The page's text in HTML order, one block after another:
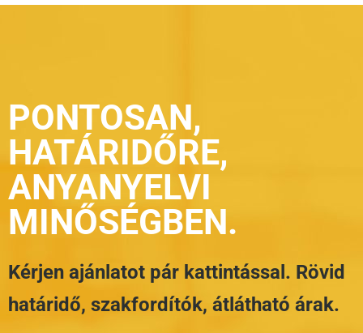
PONTOSAN,
HATÁRIDŐRE,
ANYANYELVI
MINŐSÉGBEN.
Kérjen ajánlatot pár kattintással. Rövid
határidő, szakfordítók, átlátható árak.